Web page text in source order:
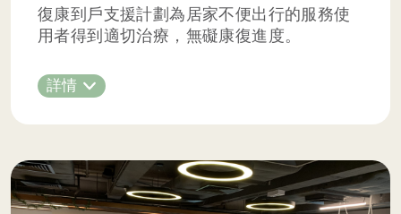
復康到戶支援計劃為居家不便出行的服務使
用者得到適切治療，無礙康復進度。
詳情